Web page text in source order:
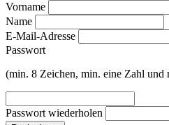
Vorname
Name
E-Mail-Adresse
Passwort
(min. 8 Zeichen, min. eine Zahl und
Passwort wiederholen